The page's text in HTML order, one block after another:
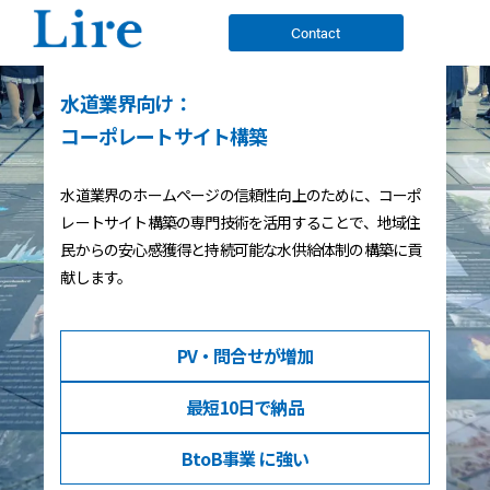
Contact
水道業界向け：
コーポレートサイト構築
水道業界のホームページの信頼性向上のために、コーポ
レートサイト構築の専門技術を活用することで、地域住
民からの安心感獲得と持続可能な水供給体制の構築に貢
献します。
PV・問合せが増加
最短10日で納品
BtoB事業に強い